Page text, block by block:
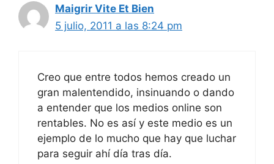
Maigrir Vite Et Bien
5 julio, 2011 a las 8:24 pm
Creo que entre todos hemos creado un
gran malentendido, insinuando o dando
a entender que los medios online son
rentables. No es así y este medio es un
ejemplo de lo mucho que hay que luchar
para seguir ahí día tras día.